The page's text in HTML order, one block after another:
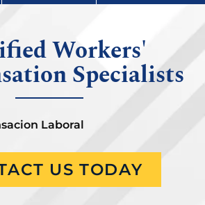
Workers'
Specialists
Laboral
US TODAY